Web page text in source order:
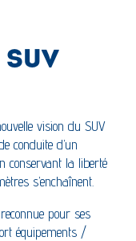
SUV
vision du SUV
conduite d’un
conservant la liberté
s’enchaînent.
pour ses
équipements /